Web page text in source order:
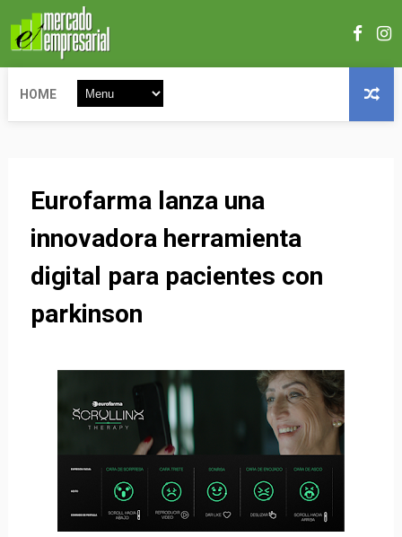
HOME
Eurofarma lanza una
innovadora herramienta
digital para pacientes con
parkinson